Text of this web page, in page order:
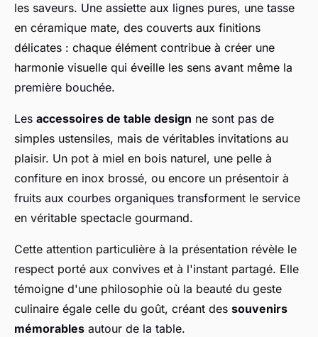
les saveurs. Une assiette aux lignes pures, une tasse
en céramique mate, des couverts aux finitions
délicates : chaque élément contribue à créer une
harmonie visuelle qui éveille les sens avant même la
première bouchée.
Les accessoires de table design ne sont pas de
simples ustensiles, mais de véritables invitations au
plaisir. Un pot à miel en bois naturel, une pelle à
confiture en inox brossé, ou encore un présentoir à
fruits aux courbes organiques transforment le service
en véritable spectacle gourmand.
Cette attention particulière à la présentation révèle le
respect porté aux convives et à l'instant partagé. Elle
témoigne d'une philosophie où la beauté du geste
culinaire égale celle du goût, créant des souvenirs
mémorables autour de la table.